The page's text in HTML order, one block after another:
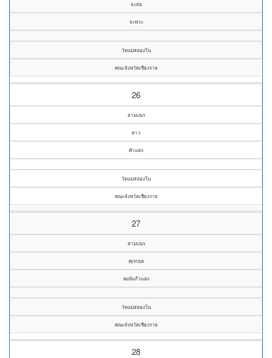
จะสอ
จะหวะ
วัดแม่สลองใน
คณะจังหวัดเชียงราย
26
สามเณร
ดาว
คำแสง
วัดแม่สลองใน
คณะจังหวัดเชียงราย
27
สามเณร
ศุภกฤต
พงษ์แก้วแสง
วัดแม่สลองใน
คณะจังหวัดเชียงราย
28